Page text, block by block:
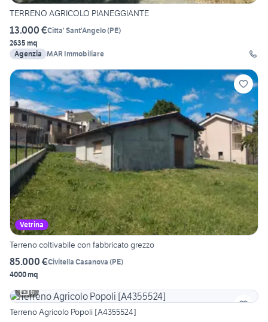
TERRENO AGRICOLO PIANEGGIANTE
13.000 €Citta' Sant'Angelo(PE)
2635 mq
Agenzia MAR Immobiliare
Vetrina
Terreno coltivabile con fabbricato grezzo
85.000 €Civitella Casanova (PE)
4000 mq
6
Terreno Agricolo Popoli [A4355524]